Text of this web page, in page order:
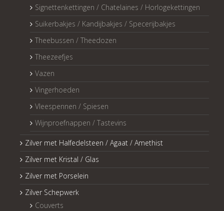
Signettenkettingen / Chatelaines / Horlogekettingen
Suikerbakjes / Kandijbakjes / Specerijbakjes
Theebussen / Theedozen
Theezeefjes
Vazen
Vingerhoeden
Vleespennen / Spiesen
Wijnproefnappen / Tastevins
Zilver met Halfedelsteen / Agaat / Amethist
Zilver met Kristal / Glas
Zilver met Porselein
Zilver Schepwerk
Couverts